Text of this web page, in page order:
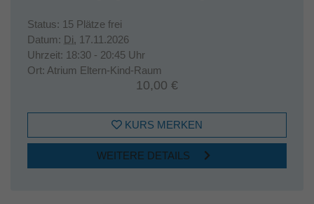
Status: 15 Plätze frei
Datum: Di. 17.11.2026
Uhrzeit: 18:30 - 20:45 Uhr
Ort: Atrium Eltern-Kind-Raum
10,00 €
KURS MERKEN
WEITERE DETAILS